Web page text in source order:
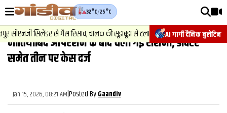
AI गार्गी दैनिक बुलेटिन
32°C/25°C
सीएनजी सिलेंडर से गैस रिसाव, चालक की सूझबूझ से टला बड़ा हादसा. 2.न्यूज़-
वीडियोज़
वाराणसी न्यूज़
राजनीति
मोतियाबिंद आपरेशन के बाद चली गई रोशनी, डाक्‍टर
समेत तीन पर केस दर्ज
Jan 15, 2026, 08:21 AM|Posted ByGaandiv